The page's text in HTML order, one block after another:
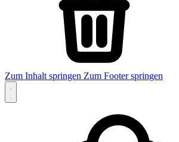
Zum Inhalt springen Zum Footer springen